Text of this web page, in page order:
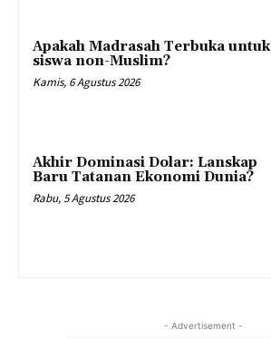
Apakah Madrasah Terbuka untuk
siswa non-Muslim?
Kamis, 6 Agustus 2026
Akhir Dominasi Dolar: Lanskap
Baru Tatanan Ekonomi Dunia?
Rabu, 5 Agustus 2026
- Advertisement -